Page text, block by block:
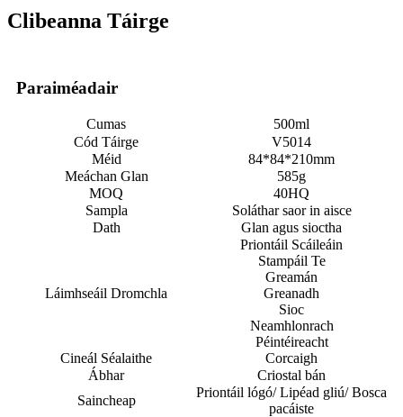
Clibeanna Táirge
Paraiméadair
Cumas
500ml
Cód Táirge
V5014
Méid
84*84*210mm
Meáchan Glan
585g
MOQ
40HQ
Sampla
Soláthar saor in aisce
Dath
Glan agus sioctha
Láimhseáil Dromchla
Priontáil Scáileáin
Stampáil Te
Greamán
Greanadh
Sioc
Neamhlonrach
Péintéireacht
Cineál Séalaithe
Corcaigh
Ábhar
Criostal bán
Saincheap
Priontáil lógó/ Lipéad gliú/ Bosca
pacáiste